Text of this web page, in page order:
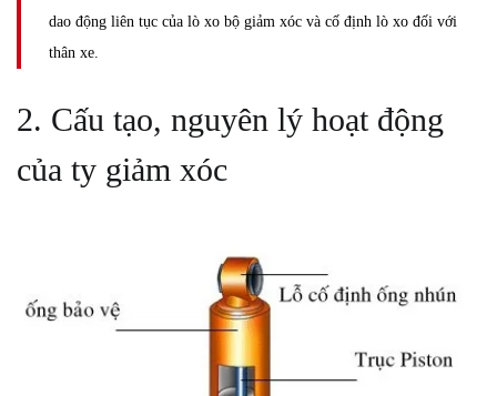
dao động liên tục của lò xo bộ giảm xóc và cố định lò xo đối với
thân xe.
2. Cấu tạo, nguyên lý hoạt động
của ty giảm xóc